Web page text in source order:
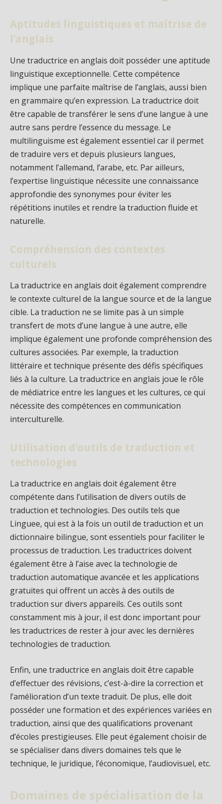
Aptitudes linguistiques et maîtrise de
l’anglais
Une traductrice en anglais doit posséder une aptitude
linguistique exceptionnelle. Cette compétence
implique une parfaite maîtrise de l’anglais, aussi bien
en grammaire qu’en expression. La traductrice doit
être capable de transférer le sens d’une langue à une
autre sans perdre l’essence du message. Le
multilinguisme est également essentiel car il permet
de traduire vers et depuis plusieurs langues,
notamment l’allemand, l’arabe, etc. Par ailleurs,
l’expertise linguistique nécessite une connaissance
approfondie des synonymes pour éviter les
répétitions inutiles et rendre la traduction fluide et
naturelle.
Compréhension des contextes
culturels
La traductrice en anglais doit également comprendre
le contexte culturel de la langue source et de la langue
cible. La traduction ne se limite pas à un simple
transfert de mots d’une langue à une autre, elle
implique également une profonde compréhension des
cultures associées. Par exemple, la traduction
littéraire et technique présente des défis spécifiques
liés à la culture. La traductrice en anglais joue le rôle
de médiatrice entre les langues et les cultures, ce qui
nécessite des compétences en communication
interculturelle.
Utilisation d’outils de traduction et
technologies
La traductrice en anglais doit également être
compétente dans l’utilisation de divers outils de
traduction et technologies. Des outils tels que
Linguee, qui est à la fois un outil de traduction et un
dictionnaire bilingue, sont essentiels pour faciliter le
processus de traduction. Les traductrices doivent
également être à l’aise avec la technologie de
traduction automatique avancée et les applications
gratuites qui offrent un accès à des outils de
traduction sur divers appareils. Ces outils sont
constamment mis à jour, il est donc important pour
les traductrices de rester à jour avec les dernières
technologies de traduction.
Enfin, une traductrice en anglais doit être capable
d’effectuer des révisions, c’est-à-dire la correction et
l’amélioration d’un texte traduit. De plus, elle doit
posséder une formation et des expériences variées en
traduction, ainsi que des qualifications provenant
d’écoles prestigieuses. Elle peut également choisir de
se spécialiser dans divers domaines tels que le
technique, le juridique, l’économique, l’audiovisuel, etc.
Domaines de spécialisation de la